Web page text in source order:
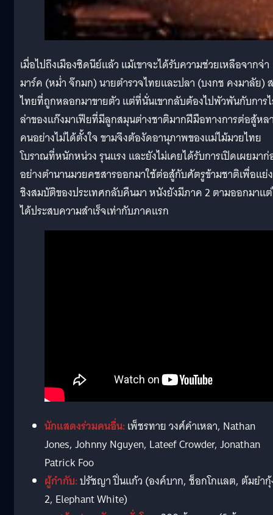
เมื่อไปถึงเมืองซิดนีย์แล้ว แม้เขาจะได้รับความช่วยเหลือจากจ่า
มาร์ค (หม่ำ จ๊กมก) นายตำรวจไทยและปลา (บงกช คงมาลัย)
ไทยที่ถูกหลอกมาขายตัว แต่ที่นั่นเขากลับต้องไปพัวพันกับการ
ล่าของแก๊งมาเฟียที่มีลูกสมุนต่างชาติมากฝีมือทางการต่อสู้หล
คนอย่างไม่ได้ตั้งใจ ขามจึงต้องัดอานุภาพของแม่ไม้มวยไทย
โบราณที่หนักหน่วง รุนแรง และยังไม่เคยได้รับการเปิดเผยมา
อย่างตำนานมวยคชสารออกมาใช้ต่อสู้กับศัตรูข้ามชาติเพื่อแย่ง
ชิงสมบัติของประเทศกลับคืนมา หนังยังมีภาค 2 ตามออกมาแ
ได้ประสบความสำเร็จเท่ากับภาคแรก
นักแสดงร่วมคนอื่น:เพ็ชรทาย วงศ์คำเหลา, Nathan
Jones, Johnny Nguyen, Lateef Crowder, Jonathan
Patrick Foo
ผู้กำกับ:ปรัชญา ปิ่นแก้ว (องค์บาก, ช็อกโกแลต, ต้มยำ
2, Elephant White)